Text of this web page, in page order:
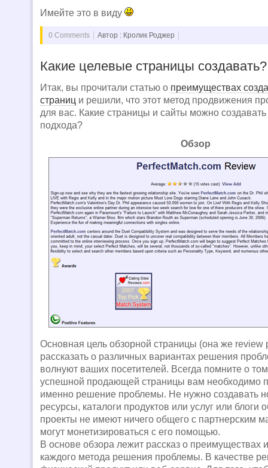
Имейте это в виду
0 Comments Автор : Кролик Роджер
Какие целевые страницы создавать?
Итак, вы прочитали статью о преимуществах
страниц и решили, что этот метод продвижения
для вас. Какие страницы и сайты можно создавать
подхода?
Обзор
Основная цель обзорной страницы (она же
рассказать о различных вариантах решения
волнуют ваших посетителей. Всегда помните о
успешной продающей страницы вам необходимо
именно решение проблемы. Не нужно создавать
ресурсы, каталоги продуктов или услуг или блоги
проекты не имеют ничего общего с партнерским
могут монетизироваться с его помощью.
В основе обзора лежит рассказ о преимуществах
каждого метода решения проблемы. В качестве